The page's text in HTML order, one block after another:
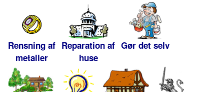
Rensning af
metaller
Reparation af
huse
Gør det selv